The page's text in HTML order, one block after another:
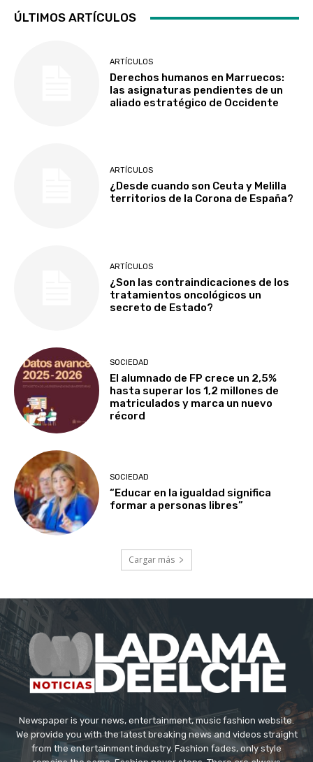
ÚLTIMOS ARTÍCULOS
ARTÍCULOS
Derechos humanos en Marruecos:
las asignaturas pendientes de un
aliado estratégico de Occidente
ARTÍCULOS
¿Desde cuando son Ceuta y Melilla
territorios de la Corona de España?
ARTÍCULOS
¿Son las contraindicaciones de los
tratamientos oncológicos un
secreto de Estado?
SOCIEDAD
El alumnado de FP crece un 2,5%
hasta superar los 1,2 millones de
matriculados y marca un nuevo
récord
SOCIEDAD
“Educar en la igualdad significa
formar a personas libres”
Cargar más
Newspaper is your news, entertainment, music fashion website.
We provide you with the latest breaking news and videos straight
from the entertainment industry. Fashion fades, only style